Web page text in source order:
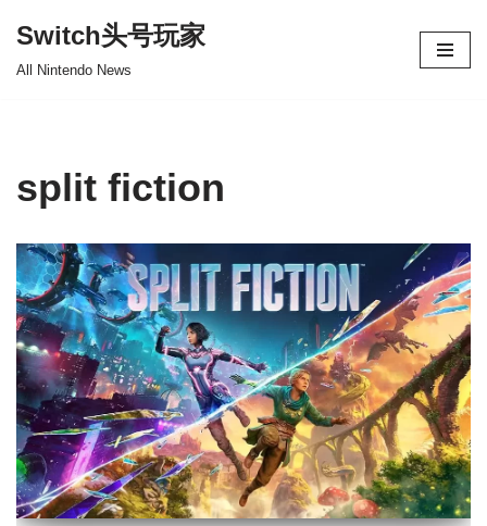
Switch头号玩家
All Nintendo News
split fiction